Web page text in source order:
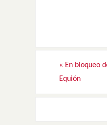
« En bloqueo
Equión